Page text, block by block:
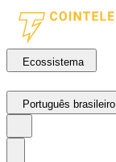
Ecossistema
Português brasileiro